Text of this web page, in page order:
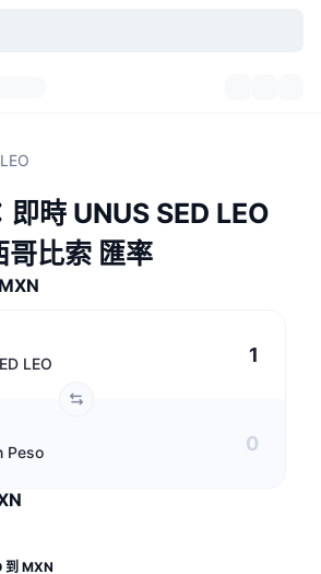
出
時 UNUS SED LEO
哥比索 匯率
LEO
Peso
到 MXN